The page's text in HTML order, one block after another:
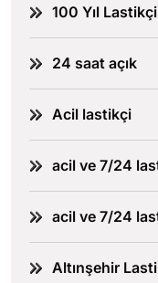
100 Yıl Lastikçi
24 saat açık
Acil lastikçi
acil ve 7/24
acil ve 7/24
Altınşehir